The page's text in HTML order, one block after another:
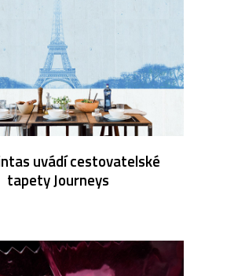
uvádí cestovatelské
tapety Journeys